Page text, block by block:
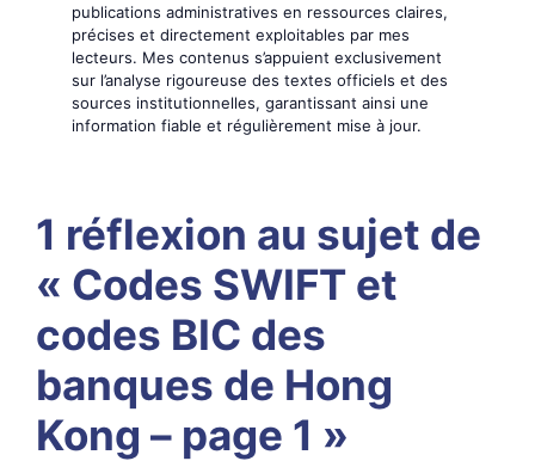
publications administratives en ressources claires,
précises et directement exploitables par mes
lecteurs. Mes contenus s’appuient exclusivement
sur l’analyse rigoureuse des textes officiels et des
sources institutionnelles, garantissant ainsi une
information fiable et régulièrement mise à jour.
1 réflexion au sujet de
« Codes SWIFT et
codes BIC des
banques de Hong
Kong – page 1 »